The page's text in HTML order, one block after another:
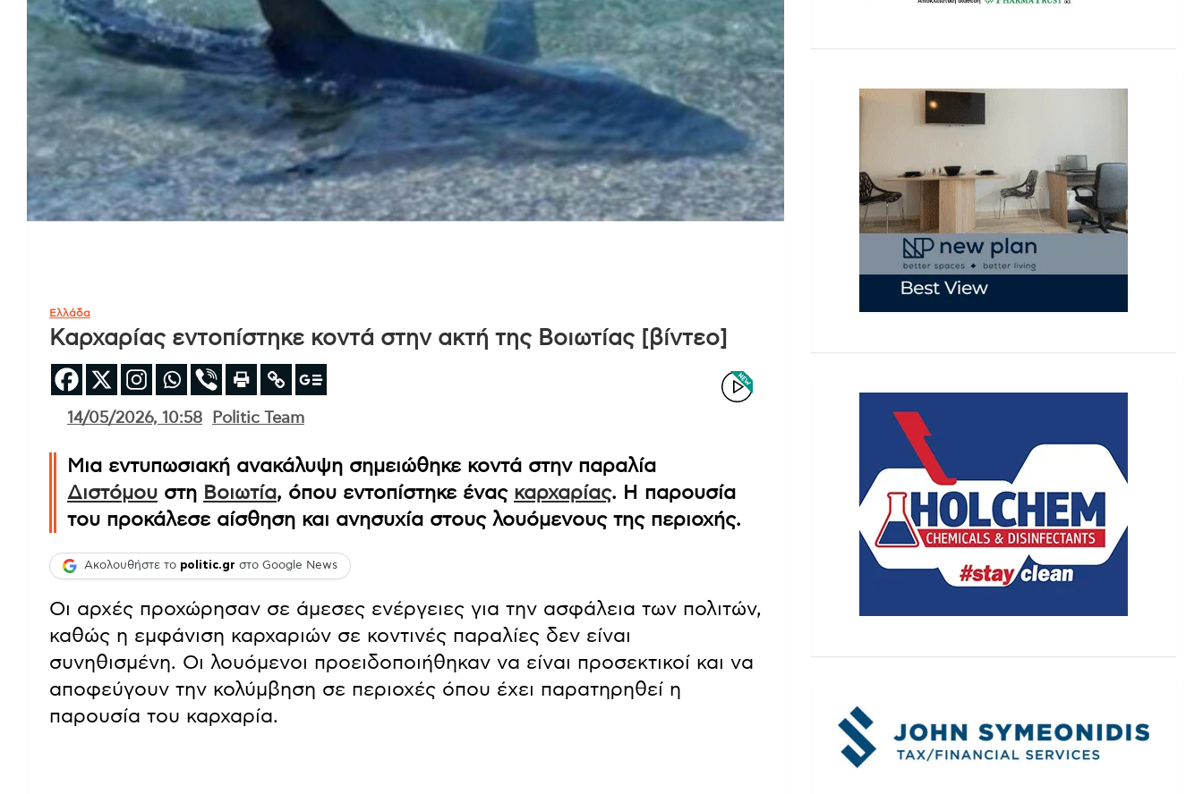
Ελλάδα
Καρχαρίας εντοπίστηκε κοντά στην ακτή της Βοιωτίας [βίντεο]
14/05/2026, 10:58 Politic Team
Μια εντυπωσιακή ανακάλυψη σημειώθηκε κοντά στην παραλία
Διστόμου στη Βοιωτία, όπου εντοπίστηκε ένας καρχαρίας. Η παρουσία
του προκάλεσε αίσθηση και ανησυχία στους λουόμενους της περιοχής.
Ακολουθήστε το politic.gr στο Google News
Οι αρχές προχώρησαν σε άμεσες ενέργειες για την ασφάλεια των πολιτών,
καθώς η εμφάνιση καρχαριών σε κοντινές παραλίες δεν είναι
συνηθισμένη. Οι λουόμενοι προειδοποιήθηκαν να είναι προσεκτικοί και να
αποφεύγουν την κολύμβηση σε περιοχές όπου έχει παρατηρηθεί η
παρουσία του καρχαρία.